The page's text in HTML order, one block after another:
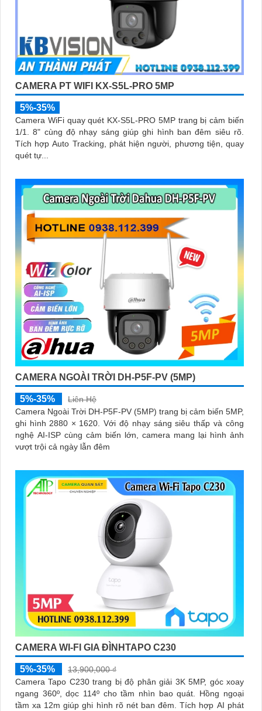
CAMERA PT WIFI KX-S5L-PRO 5MP
5%-35%
Camera WiFi quay quét KX-S5L-PRO 5MP trang bị cảm biến
1/1. 8" cùng độ nhạy sáng giúp ghi hình ban đêm siêu rõ.
Tích hợp Auto Tracking, phát hiện người, phương tiện, quay
quét tự...
CAMERA NGOÀI TRỜI DH-P5F-PV (5MP)
5%-35%
Liên Hệ
Camera Ngoài Trời DH-P5F-PV (5MP) trang bị cảm biến 5MP,
ghi hình 2880 × 1620. Với độ nhạy sáng siêu thấp và công
nghệ AI-ISP cùng cảm biến lớn, camera mang lại hình ảnh
vượt trội cả ngày lẫn đêm
CAMERA WI-FI GIA ĐÌNHTAPO C230
5%-35%
13,900,000 ₫
Camera Tapo C230 trang bị độ phân giải 3K 5MP, góc xoay
ngang 360º, dọc 114º cho tầm nhìn bao quát. Hồng ngoại
tầm xa 12m giúp ghi hình rõ nét ban đêm. Tích hợp AI phát